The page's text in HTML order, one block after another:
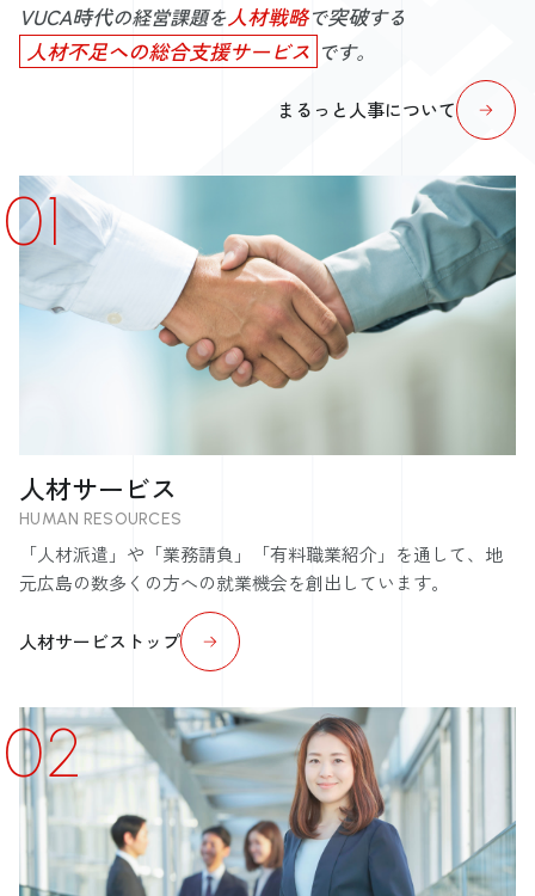
VUCA時代の経営課題を人材戦略で突破する
人材不足への総合支援サービス です。
まるっと人事について
人材サービス
HUMAN RESOURCES
「人材派遣」や「業務請負」「有料職業紹介」を通して、地
元広島の数多くの方への就業機会を創出しています。
人材サービストップ